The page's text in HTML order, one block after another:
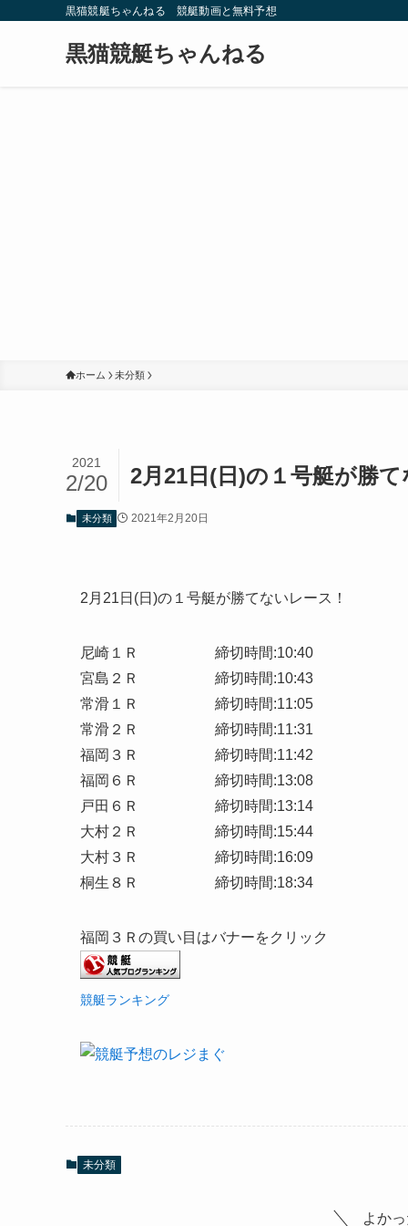
黒猫競艇ちゃんねる 競艇動画と無料予想
黒猫競艇ちゃんねる
ホーム 未分類
2月21日(日)の１号艇が勝て
2021
2/20
未分類 2021年2月20日
2月21日(日)の１号艇が勝てないレース！
尼崎１Ｒ 締切時間:10:40
宮島２Ｒ 締切時間:10:43
常滑１Ｒ 締切時間:11:05
常滑２Ｒ 締切時間:11:31
福岡３Ｒ 締切時間:11:42
福岡６Ｒ 締切時間:13:08
戸田６Ｒ 締切時間:13:14
大村２Ｒ 締切時間:15:44
大村３Ｒ 締切時間:16:09
桐生８Ｒ 締切時間:18:34
福岡３Ｒの買い目はバナーをクリック
競艇ランキング
未分類
よか